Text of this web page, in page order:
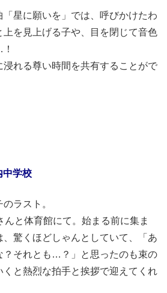
星に願いを」では、呼びかけたわ
上を見上げる子や、目を閉じて音色
れる尊い時間を共有することがで
中学校
ラスト。
と体育館にて。始まる前に集ま
、驚くほどしゃんとしていて、「あ
？それとも…？」と思ったのも束の
くと熱烈な拍手と挨拶で迎えてくれ